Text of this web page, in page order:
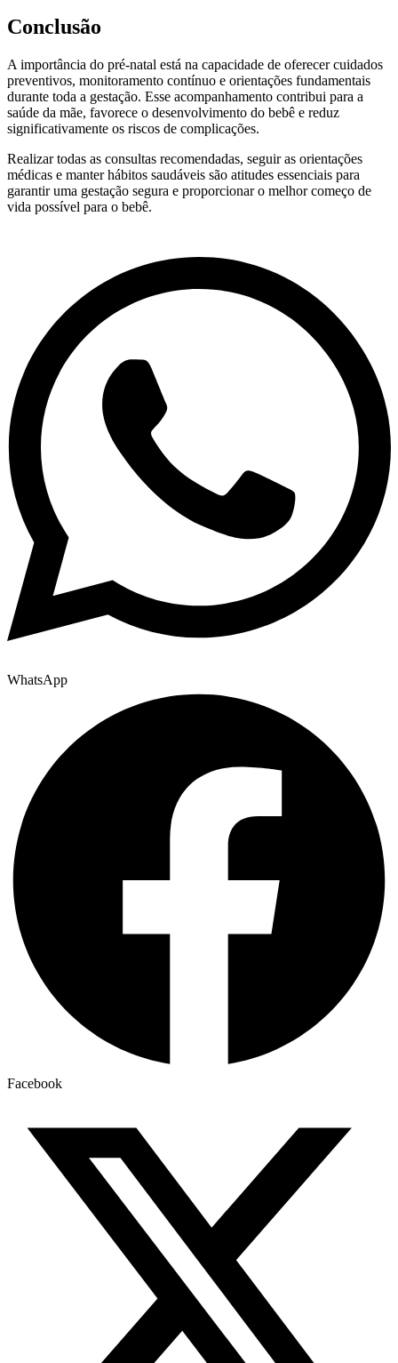
Conclusão
A importância do pré-natal está na capacidade de oferecer cuidados
preventivos, monitoramento contínuo e orientações fundamentais
durante toda a gestação. Esse acompanhamento contribui para a
saúde da mãe, favorece o desenvolvimento do bebê e reduz
significativamente os riscos de complicações.
Realizar todas as consultas recomendadas, seguir as orientações
médicas e manter hábitos saudáveis são atitudes essenciais para
garantir uma gestação segura e proporcionar o melhor começo de
vida possível para o bebê.
WhatsApp
Facebook